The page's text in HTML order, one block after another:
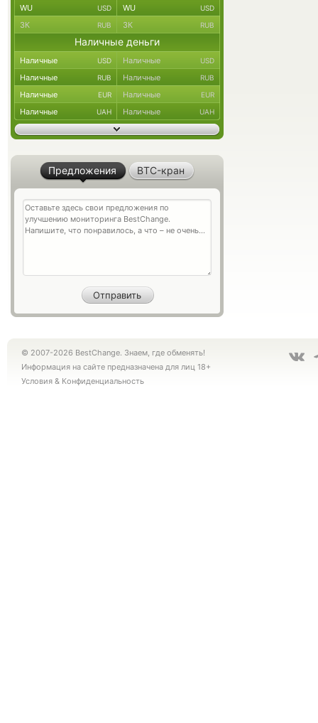
WU USD WU USD
ЗК RUB ЗК RUB
Наличные деньги
Наличные USD Наличные USD
Наличные RUB Наличные RUB
Наличные EUR Наличные EUR
Наличные UAH Наличные UAH
Предложения BTC-кран
© 2007-2026 BestChange. Знаем, где обменять!
Информация на сайте предназначена для лиц 18+
Условия & Конфиденциальность